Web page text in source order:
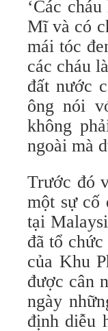
‘Các
Mĩ và có
mái tóc
các cháu
đất nước
ông nói
không
ngoài mà
Trước đó
một sự cố
tại
đã tổ
của Khu
được cân
ngày
định diễu